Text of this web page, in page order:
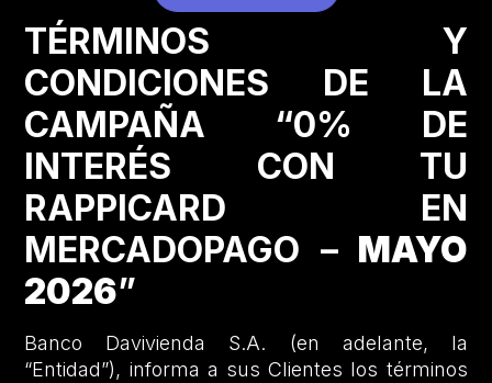
TÉRMINOS Y
CONDICIONES DE LA
CAMPAÑA “0% DE
INTERÉS CON TU
RAPPICARD EN
MERCADOPAGO – MAYO
2026”
Banco Davivienda S.A. (en adelante, la
“Entidad”), informa a sus Clientes los términos